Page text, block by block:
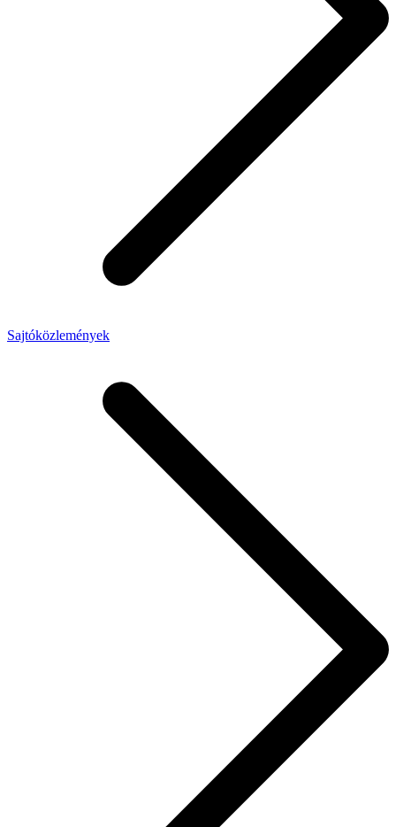
Sajtóközlemények